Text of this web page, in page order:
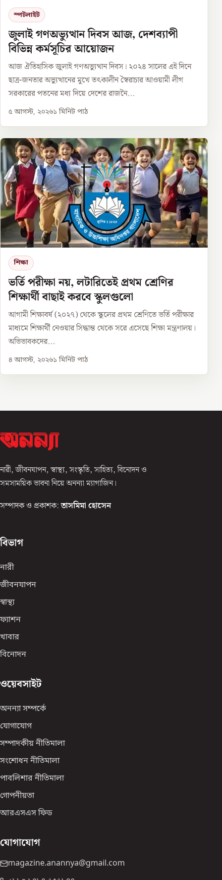
স্পটলাইট
জুলাই গণঅভ্যুত্থান দিবস আজ, দেশব্যাপী
বিভিন্ন কর্মসূচির আয়োজন
আজ ঐতিহাসিক জুলাই গণঅভ্যুত্থান দিবস। ২০২৪ সালের এই দিনে
ছাত্র-জনতার অভ্যুত্থানের মুখে তৎকালীন স্বৈরাচার আওয়ামী লীগ
সরকারের পতনের মধ্য দিয়ে দেশের রাজনৈ...
৫ আগস্ট, ২০২৬১ মিনিট পাঠ
শিক্ষা
ভর্তি পরীক্ষা নয়, লটারিতেই প্রথম শ্রেণির
শিক্ষার্থী বাছাই করবে স্কুলগুলো
আগামী শিক্ষাবর্ষ (২০২৭) থেকে স্কুলের প্রথম শ্রেণিতে ভর্তি পরীক্ষার
মাধ্যমে শিক্ষার্থী নেওয়ার সিদ্ধান্ত থেকে সরে এসেছে শিক্ষা মন্ত্রণালয়।
অভিভাবকদের...
৪ আগস্ট, ২০২৬১ মিনিট পাঠ
নারী, জীবনযাপন, স্বাস্থ্য, সংস্কৃতি, সাহিত্য, বিনোদন ও
সমসাময়িক ভাবনা নিয়ে অনন্যা ম্যাগাজিন।
সম্পাদক ও প্রকাশক: তাসমিমা হোসেন
বিভাগ
নারী
জীবনযাপন
স্বাস্থ্য
ফ্যাশন
খাবার
বিনোদন
ওয়েবসাইট
অনন্যা সম্পর্কে
যোগাযোগ
সম্পাদকীয় নীতিমালা
সংশোধন নীতিমালা
পাবলিশার নীতিমালা
গোপনীয়তা
আরএসএস ফিড
যোগাযোগ
magazine.anannya@gmail.com